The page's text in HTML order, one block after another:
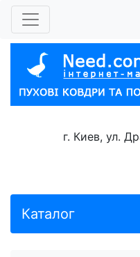
г. Киев, ул.
Каталог